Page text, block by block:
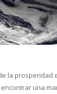
la prosperidad
una